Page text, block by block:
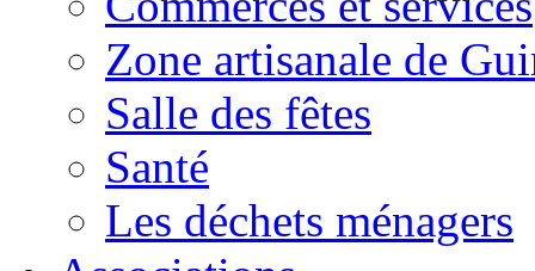
Zone artisanale de
Salle des fêtes
Santé
Les déchets ménagers